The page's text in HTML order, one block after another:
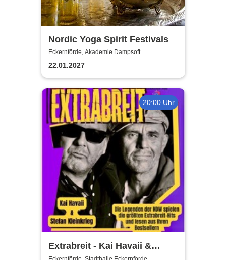
Nordic Yoga Spirit Festivals
Eckernförde, Akademie Dampsoft
22.01.2027
20:00 Uhr
Extrabreit - Kai Havaii &